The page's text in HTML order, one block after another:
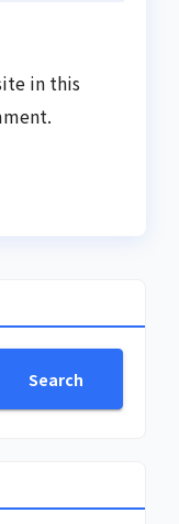
in this
Search